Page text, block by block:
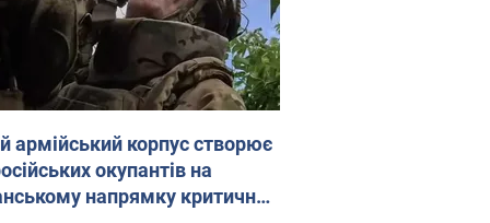
армійський корпус створює
окупантів на
напрямку критичний